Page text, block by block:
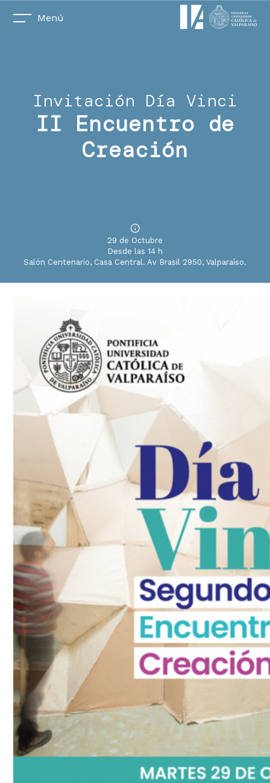
Menú
Invitación Día Vinci
II Encuentro de
Creación
29 de Octubre
Desde las 14 h
Salón Centenario, Casa Central. Av Brasil 2950, Valparaíso.